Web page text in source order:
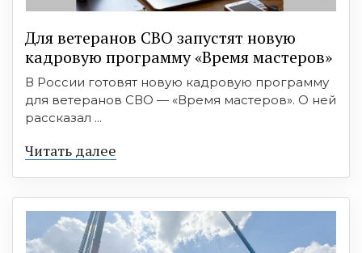
Для ветеранов СВО запустят новую
кадровую программу «Время мастеров»
В России готовят новую кадровую программу
для ветеранов СВО — «Время мастеров». О ней
рассказал ...
Читать далее